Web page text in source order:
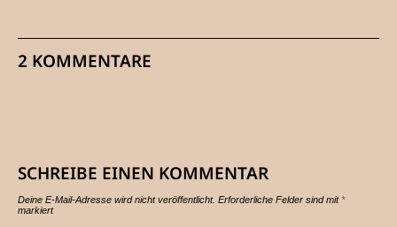
2 KOMMENTARE
SCHREIBE EINEN KOMMENTAR
Deine E-Mail-Adresse wird nicht veröffentlicht. Erforderliche Felder sind mit*
markiert